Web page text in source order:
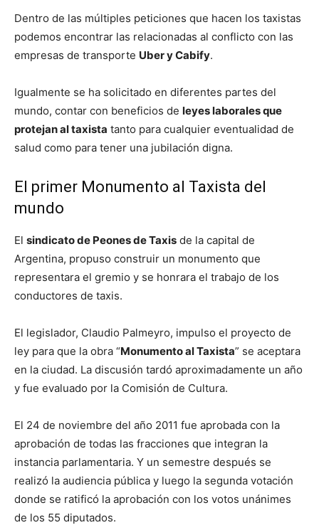
Dentro de las múltiples peticiones que hacen los taxistas
podemos encontrar las relacionadas al conflicto con las
empresas de transporte Uber y Cabify.
Igualmente se ha solicitado en diferentes partes del
mundo, contar con beneficios de leyes laborales que
protejan al taxista tanto para cualquier eventualidad de
salud como para tener una jubilación digna.
El primer Monumento al Taxista del
mundo
El sindicato de Peones de Taxis de la capital de
Argentina, propuso construir un monumento que
representara el gremio y se honrara el trabajo de los
conductores de taxis.
El legislador, Claudio Palmeyro, impulso el proyecto de
ley para que la obra “Monumento al Taxista” se aceptara
en la ciudad. La discusión tardó aproximadamente un año
y fue evaluado por la Comisión de Cultura.
El 24 de noviembre del año 2011 fue aprobada con la
aprobación de todas las fracciones que integran la
instancia parlamentaria. Y un semestre después se
realizó la audiencia pública y luego la segunda votación
donde se ratificó la aprobación con los votos unánimes
de los 55 diputados.